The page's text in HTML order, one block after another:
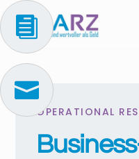
OPERATIONAL

